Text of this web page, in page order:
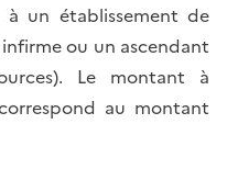
un établissement de
ou un ascendant
Le montant à
au montant